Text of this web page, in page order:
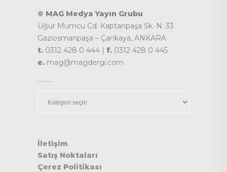
© MAG Medya Yayın Grubu
Uğur Mumcu Cd. Kaptanpaşa Sk. N. 33
Gaziosmanpaşa – Çankaya, ANKARA
t. 0312 428 0 444 | f. 0312 428 0 445
e. mag@magdergi.com
İletişim
Satış Noktaları
Çerez Politikası